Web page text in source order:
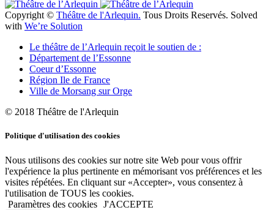
Copyright © Théâtre de l'Arlequin. Tous Droits Reservés. Solved
with We’re Solution
Le théâtre de l’Arlequin reçoit le soutien de :
Département de l’Essonne
Coeur d’Essonne
Région Ile de France
Ville de Morsang sur Orge
© 2018 Théâtre de l'Arlequin
Politique d'utilisation des cookies
Nous utilisons des cookies sur notre site Web pour vous offrir
l'expérience la plus pertinente en mémorisant vos préférences et les
visites répétées. En cliquant sur «Accepter», vous consentez à
l'utilisation de TOUS les cookies.
Paramètres des cookies J'ACCEPTE